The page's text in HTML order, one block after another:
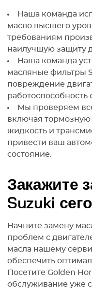
Наша команда
масло высшего
требованиям
наилучшую защиту
Наша команда
масляные фильтры
повреждение
работоспособность
Мы проверяем
включая
жидкость и
привести ваш
состояние.
Закажите
Suzuki
Начните замену
проблем с
масла нашему
обеспечить
Посетите Golden
обслуживание уже